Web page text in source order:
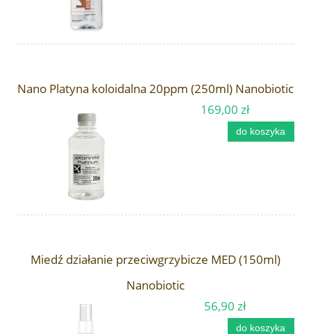
Nano Platyna koloidalna 20ppm (250ml) Nanobiotic
169,00 zł
do koszyka
Miedź działanie przeciwgrzybicze MED (150ml)
Nanobiotic
56,90 zł
do koszyka